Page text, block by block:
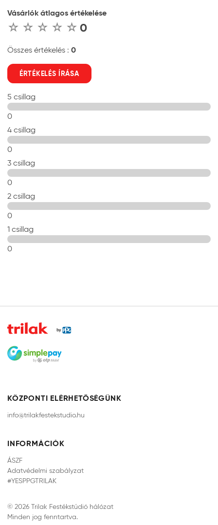
Vásárlók átlagos értékelése
0
Összes értékelés : 0
ÉRTÉKELÉS ÍRÁSA
5 csillag
0
4 csillag
0
3 csillag
0
2 csillag
0
1 csillag
0
KÖZPONTI ELÉRHETŐSÉGÜNK
info@trilakfestekstudio.hu
INFORMÁCIÓK
ÁSZF
Adatvédelmi szabályzat
#YESPPGTRILAK
© 2026 Trilak Festékstúdió hálózat
Minden jog fenntartva.